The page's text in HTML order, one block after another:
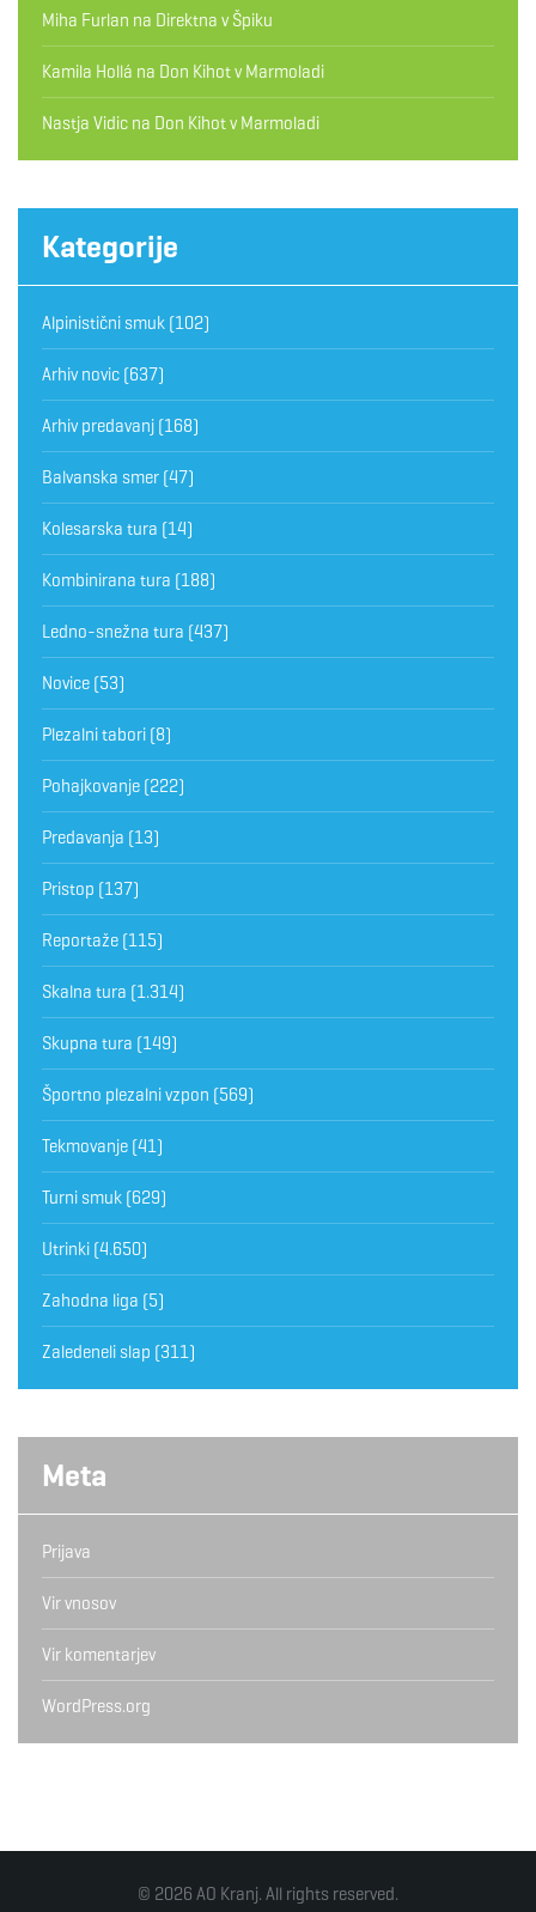
Miha Furlan na Direktna v Špiku
Kamila Hollá na Don Kihot v Marmoladi
Nastja Vidic na Don Kihot v Marmoladi
Kategorije
Alpinistični smuk (102)
Arhiv novic (637)
Arhiv predavanj (168)
Balvanska smer (47)
Kolesarska tura (14)
Kombinirana tura (188)
Ledno-snežna tura (437)
Novice (53)
Plezalni tabori (8)
Pohajkovanje (222)
Predavanja (13)
Pristop (137)
Reportaže (115)
Skalna tura (1.314)
Skupna tura (149)
Športno plezalni vzpon (569)
Tekmovanje (41)
Turni smuk (629)
Utrinki (4.650)
Zahodna liga (5)
Zaledeneli slap (311)
Meta
Prijava
Vir vnosov
Vir komentarjev
WordPress.org
© 2026 AO Kranj. All rights reserved.